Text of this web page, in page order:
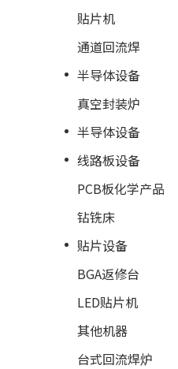
贴片机
通道回流焊
半导体设备
真空封装炉
半导体设备
线路板设备
PCB板化学产品
钻铣床
贴片设备
BGA返修台
LED贴片机
其他机器
台式回流焊炉